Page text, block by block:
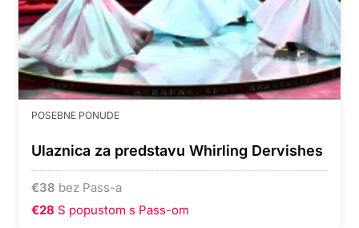
POSEBNE PONUDE
Ulaznica za predstavu Whirling Dervishes
€38 bez Pass-a
€28 S popustom s Pass-om